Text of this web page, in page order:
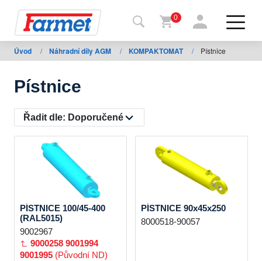
Zpět
na
shop
Moje
stažení
0
Úvod / Náhradní díly AGM / KOMPAKTOMAT / Pístnice
Pístnice
Řadit dle: Doporučené
PÍSTNICE 100/45-400
(RAL5015)
9002967
9000258 9001994
9001995 (Původní ND)
PÍSTNICE 90x45x250
8000518-90057